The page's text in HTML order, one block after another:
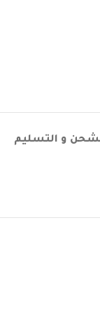
و التسليم